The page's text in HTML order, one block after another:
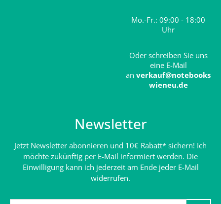
Mo.-Fr.: 09:00 - 18:00
Uhr
Oder schreiben Sie uns
eine E-Mail
an verkauf@notebooks
wieneu.de
Newsletter
Jetzt Newsletter abonnieren und 10€ Rabatt* sichern! Ich
möchte zukünftig per E-Mail informiert werden. Die
Einwilligung kann ich jederzeit am Ende jeder E-Mail
widerrufen.